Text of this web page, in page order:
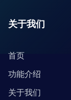
关于我们
首页
功能介绍
关于我们